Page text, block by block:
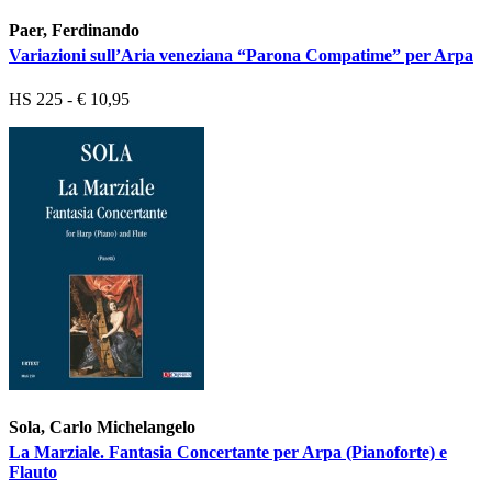
Paer, Ferdinando
Variazioni sull’Aria veneziana “Parona Compatime” per Arpa
HS 225 - € 10,95
Sola, Carlo Michelangelo
La Marziale. Fantasia Concertante per Arpa (Pianoforte) e
Flauto